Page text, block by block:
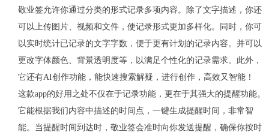
敬业签允许你通过分类的形式记录多项内容。除了文字描述，你还
可以上传图片、视频和文件，使记录形式更加多样化。同时，你可
以实时统计已记录的文字字数，便于更有计划的记录内容。并可以
更改字体颜色、背景透明度等，以满足个性化的记录需求。此外，
它还有AI创作功能，能快速搜索解疑，进行创作，高效又智能！
这款app的好用之处不仅在于记录功能，更在于其强大的提醒功能。
它能根据我们内容中描述的时间点，一键生成提醒时间，非常智
能。当提醒时间到达时，敬业签会准时向你发送提醒，确保你按时